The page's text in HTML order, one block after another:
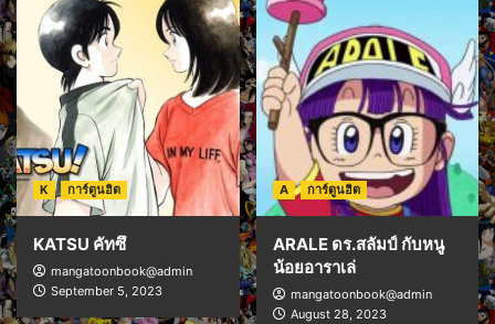
K การ์ตูนฮิต
KATSU คัทซึ
mangatoonbook@admin
September 5, 2023
A การ์ตูนฮิต
ARALE ดร.สลัมป์ กับหนู
น้อยอาราเล่
mangatoonbook@admin
August 28, 2023